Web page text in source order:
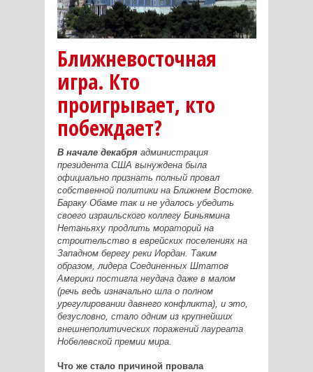
Ближневосточная
игра. Кто
проигрывает, кто
побеждает?
В начале декабря администрация
президента США вынуждена была
официально признать полный провал
собственной политики на Ближнем Востоке.
Бараку Обаме так и не удалось убедить
своего израильского коллегу Биньямина
Нетаньяху продлить мораторий на
строительство в еврейских поселениях на
Западном берегу реки Иордан. Таким
образом, лидера Соединенных Штатов
Америки постигла неудача даже в малом
(речь ведь изначально шла о полном
урегулировании давнего конфликта), и это,
безусловно, стало одним из крупнейших
внешнеполитических поражений лауреата
Нобелевской премии мира.
Что же стало причиной провала